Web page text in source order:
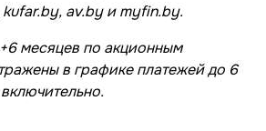
av.by и myfin.by.
месяцев по акционным
в графике платежей до 6